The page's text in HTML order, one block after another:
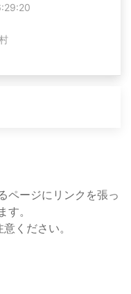
ページにリンクを張っ
。
ください。